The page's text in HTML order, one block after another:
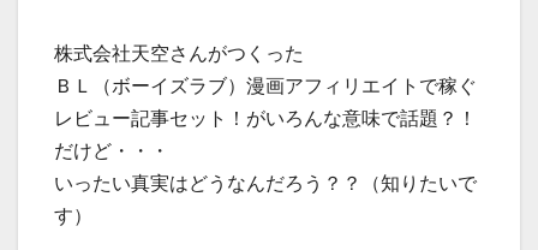
株式会社天空さんがつくった
ＢＬ（ボーイズラブ）漫画アフィリエイトで稼ぐ
レビュー記事セット！がいろんな意味で話題？！
だけど・・・
いったい真実はどうなんだろう？？（知りたいで
す）